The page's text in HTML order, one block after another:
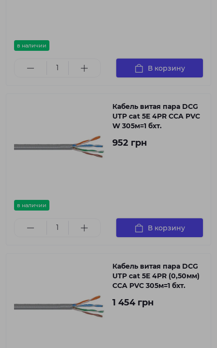
в наличии
В корзину
в наличии
Кабель витая пара DCG
UTP cat 5E 4PR CCA PVC
W 305м=1 бхт.
952 грн
В корзину
Кабель витая пара DCG
UTP cat 5E 4PR (0,50мм)
CCA PVC 305м=1 бхт.
1 454 грн